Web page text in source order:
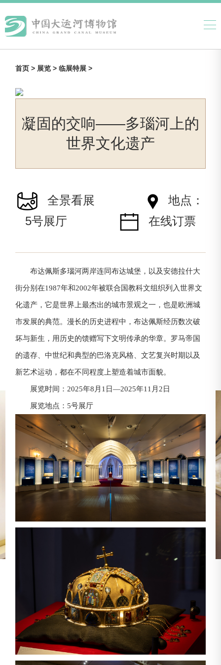
首页 > 展览 >临展特展 >
凝固的交响——多瑙河上的
世界文化遗产
全景看展
地点：
5号展厅
在线订票
布达佩斯多瑙河两岸连同布达城堡，以及安德拉什大
街分别在1987年和2002年被联合国教科文组织列入世界文
化遗产，它是世界上最杰出的城市景观之一，也是欧洲城
市发展的典范。漫长的历史进程中，布达佩斯经历数次破
坏与新生，用历史的馈赠写下文明传承的华章。罗马帝国
的遗存、中世纪和典型的巴洛克风格、文艺复兴时期以及
新艺术运动，都在不同程度上塑造着城市面貌。
展览时间：2025年8月1日—2025年11月2日
展览地点：5号展厅